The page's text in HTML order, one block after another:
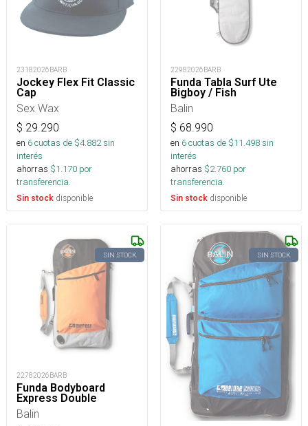
23182026BARB
Jockey Flex Fit Classic
Cap
Sex Wax
$ 29.290
en 6cuotas de $4.882sin
interés
ahorras $1.170 por
transferencia.
Sin stock disponible
22982026BARB
Funda Tabla Surf Ute
Bigboy / Fish
Balin
$ 68.990
en 6cuotas de $11.498sin
interés
ahorras $2.760 por
transferencia.
Sin stock disponible
SIN STOCK
22782026BARB
Funda Bodyboard
Express Double
Balin
SIN STOCK